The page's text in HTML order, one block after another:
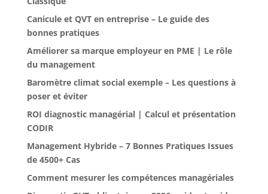
Canicule et QVT en entreprise – Le guide des
bonnes pratiques
Améliorer sa marque employeur en PME | Le rôle
du management
Baromètre climat social exemple – Les questions à
poser et éviter
ROI diagnostic managérial | Calcul et présentation
CODIR
Management Hybride – 7 Bonnes Pratiques Issues
de 4500+ Cas
Comment mesurer les compétences managériales